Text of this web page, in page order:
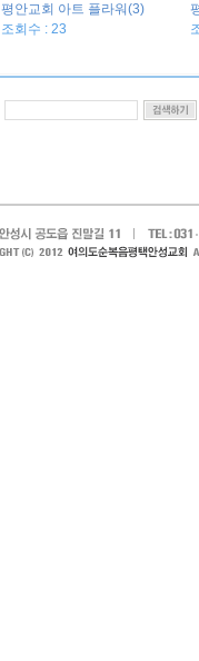
평안교회 아트 플라워(3)
조회수 : 23